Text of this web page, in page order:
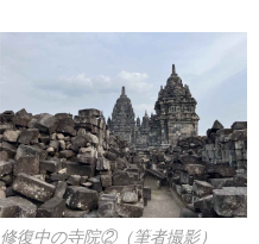
修復中の寺院②（筆者撮影）